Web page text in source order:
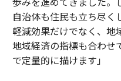
自治体も住民も立ち尽く
軽減効果だけでなく、地
地域経済の指標も合わせ
で定量的に描けます」